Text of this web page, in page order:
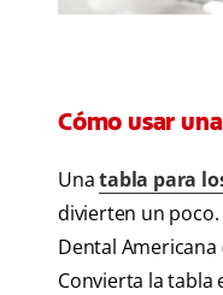
Cómo usar
Unatabla para
divierten un poco.
Dental
Convierta la tabla